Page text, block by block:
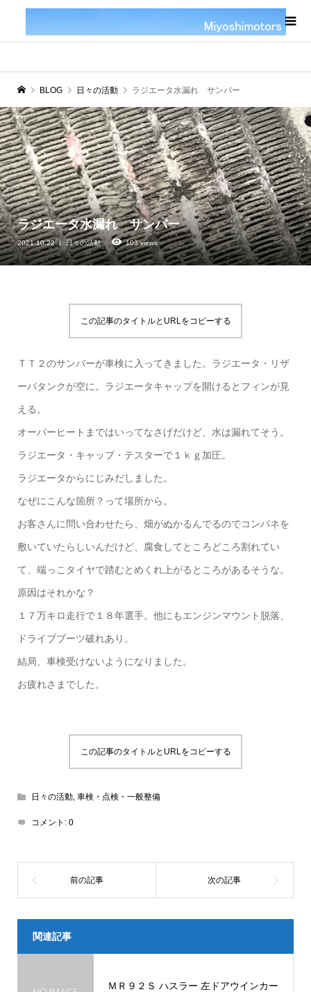
BLOG 日々の活動 ラジエータ水漏れ サンバー
ラジエータ水漏れ サンバー
2021.10.22 日々の活動 103 views
この記事のタイトルとURLをコピーする
ＴＴ２のサンバーが車検に入ってきました。ラジエータ・リザ
ーバタンクが空に。ラジエータキャップを開けるとフィンが見
える。
オーバーヒートまではいってなさげだけど、水は漏れてそう。
ラジエータ・キャップ・テスターで１ｋｇ加圧。
ラジエータからにじみだしました。
なぜにこんな箇所？って場所から。
お客さんに問い合わせたら、畑がぬかるんでるのでコンパネを
敷いていたらしいんだけど、腐食してところどころ割れてい
て、端っこタイヤで踏むとめくれ上がるところがあるそうな。
原因はそれかな？
１７万キロ走行で１８年選手。他にもエンジンマウント脱落、
ドライブブーツ破れあり。
結局、車検受けないようになりました。
お疲れさまでした。
この記事のタイトルとURLをコピーする
日々の活動, 車検・点検・一般整備
コメント: 0
関連記事
ＭＲ９２Ｓ ハスラー 左ドアウインカー